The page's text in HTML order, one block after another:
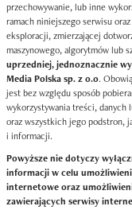
przechowywanie, lub inne
ramach niniejszego serwisu
eksploracji, zmierzającej
maszynowego, algorytmów lub
uprzedniej, jednoznacznie
Media Polska sp. z o.o.
jest bez względu sposób
wykorzystywania treści,
oraz wszystkich jego podstron,
i informacji.
Powyższe nie dotyczy
informacji w celu
internetowe oraz
zawierających serwisy